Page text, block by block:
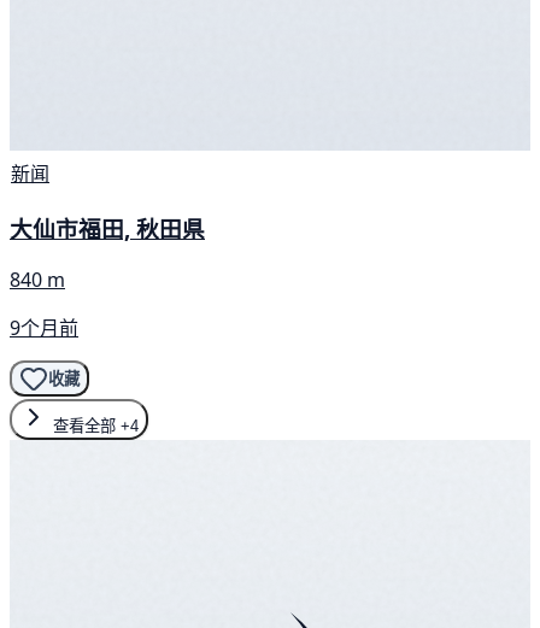
新闻
大仙市福田, 秋田県
840 m
9个月前
收藏
查看全部 +4